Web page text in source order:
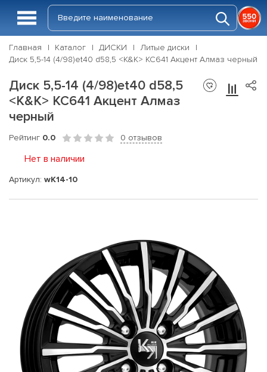
Главная Каталог ДИСКИ
Литые диски
Диск 5,5-14 (4/98)et40 d58,5 <K&K> КС641 Акцент Алмаз черный
Диск 5,5-14 (4/98)et40 d58,5
<K&K> КС641 Акцент Алмаз
черный
Рейтинг 0.0 0 отзывов
Нет в наличии
Артикул: wK14-10